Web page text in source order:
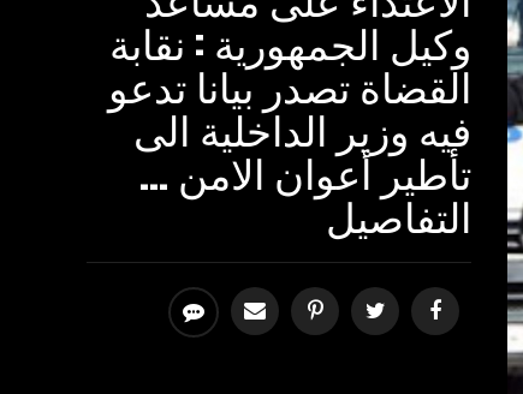
وكيل الجمهورية : نقابة
القضاة تصدر بيانا تدعو
فيه وزير الداخلية الى
تأطير أعوان الامن …
التفاصيل